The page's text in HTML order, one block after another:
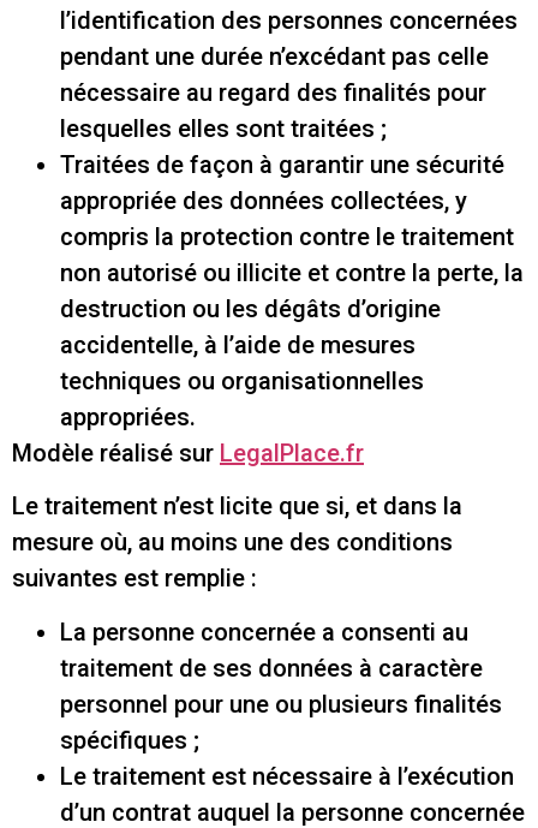
l’identification des personnes concernées
pendant une durée n’excédant pas celle
nécessaire au regard des finalités pour
lesquelles elles sont traitées ;
Traitées de façon à garantir une sécurité
appropriée des données collectées, y
compris la protection contre le traitement
non autorisé ou illicite et contre la perte, la
destruction ou les dégâts d’origine
accidentelle, à l’aide de mesures
techniques ou organisationnelles
appropriées.
Modèle réalisé sur LegalPlace.fr
Le traitement n’est licite que si, et dans la
mesure où, au moins une des conditions
suivantes est remplie :
La personne concernée a consenti au
traitement de ses données à caractère
personnel pour une ou plusieurs finalités
spécifiques ;
Le traitement est nécessaire à l’exécution
d’un contrat auquel la personne concernée